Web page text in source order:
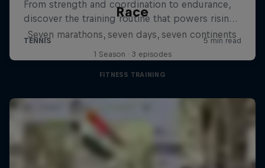
Race
Seven marathons, seven days, seven continents
1 Season · 3 episodes
FITNESS TRAINING